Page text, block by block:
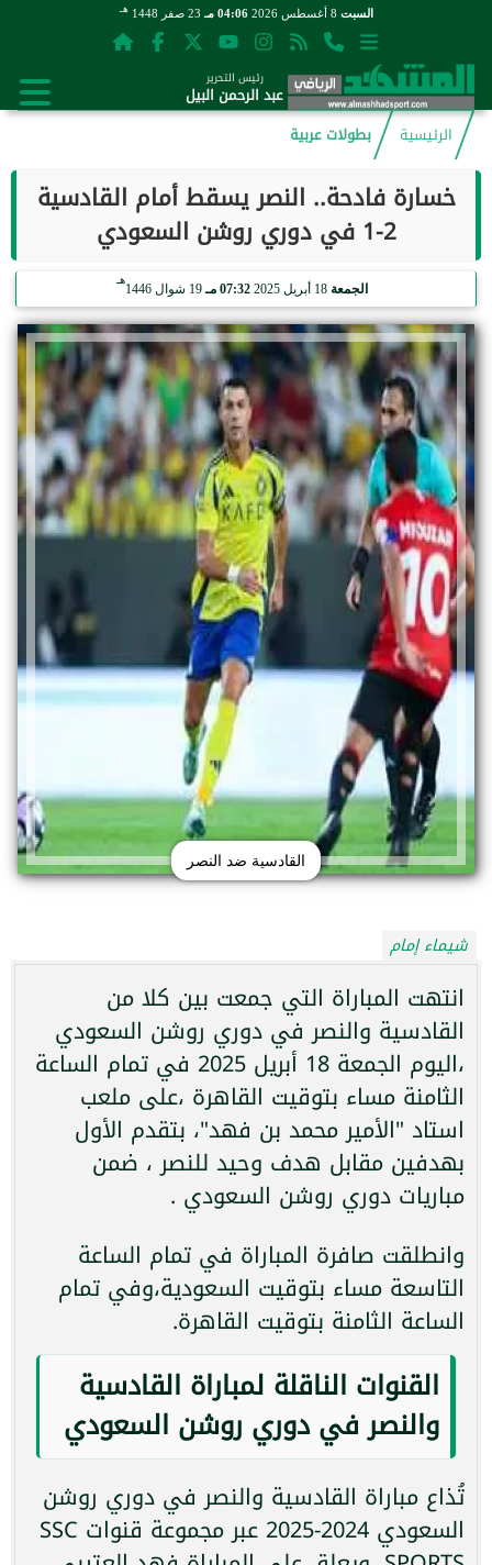
السبت 04:06 مـ 23 صفر 1448 هـ
رئيس التحرير
عبد الرحمن البيل
الرئيسية
بطولات عربية
خسارة فادحة.. النصر يسقط أمام القادسية
2-1 في دوري روشن السعودي
الجمعة 18 أبريل 2025 07:32 مـ 19 شوال 1446
هـ
القادسية ضد النصر
شيماء إمام
انتهت المباراة التي جمعت بين كلا من
القادسية والنصر في دوري روشن السعودي
،اليوم الجمعة 18 أبريل 2025 في تمام الساعة
الثامنة مساء بتوقيت القاهرة ،على ملعب
استاد "الأمير محمد بن فهد"، بتقدم الأول
بهدفين مقابل هدف وحيد للنصر ، ضمن
مباريات دوري روشن السعودي .
وانطلقت صافرة المباراة في تمام الساعة
التاسعة مساء بتوقيت السعودية،وفي تمام
الساعة الثامنة بتوقيت القاهرة.
القنوات الناقلة لمباراة القادسية
والنصر في دوري روشن السعودي
تُذاع مباراة القادسية والنصر في دوري روشن
السعودي 2024-2025 عبر مجموعة قنوات SSC